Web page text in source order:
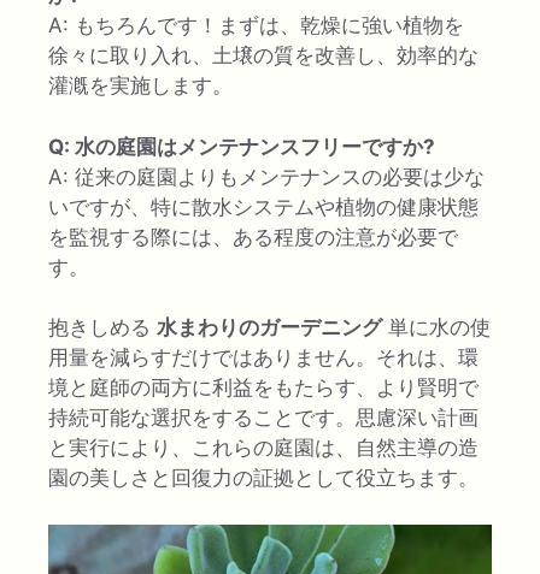
A: もちろんです！まずは、乾燥に強い植物を
徐々に取り入れ、土壌の質を改善し、効率的な
灌漑を実施します。
Q: 水の庭園はメンテナンスフリーですか?
A: 従来の庭園よりもメンテナンスの必要は少な
いですが、特に散水システムや植物の健康状態
を監視する際には、ある程度の注意が必要で
す。
抱きしめる 水まわりのガーデニング単に水の使
用量を減らすだけではありません。それは、環
境と庭師の両方に利益をもたらす、より賢明で
持続可能な選択をすることです。思慮深い計画
と実行により、これらの庭園は、自然主導の造
園の美しさと回復力の証拠として役立ちます。